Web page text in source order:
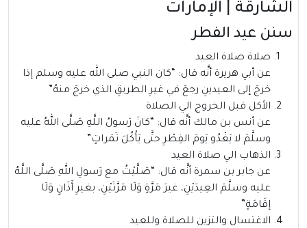
الشارقة | الإمارات
سنن عيد الفطر
صلاة صلاة العيد
عن أبي هريرة أنَّه قال: “كان النبي صلى الله عليه وسلم إذا
خرجَ إلى العيدينِ رجعَ في غيرِ الطريقِ الذي خرجَ منهُ”
الأكل قبل الخروج الي الصلاة
عن أنس بن مالك أنَّه قال: “كانَ رَسولُ اللَّهِ صَلَّى اللهُ عليه
وسلَّمَ لا يَغْدُو يَومَ الفِطْرِ حتَّى يَأْكُلَ تَمَراتٍ”
الذهاب الي صلاة العيد
عن جابر بن سمرة أنَّه قال: “صَلَّيْتُ مع رَسولِ اللهِ صَلَّى اللَّهُ
عليه وسلَّمَ العِيدَيْنِ، غيرَ مَرَّةٍ وَلَا مَرَّتَيْنِ، بغيرِ أَذَانٍ وَلَا
إقَامَةٍ”
الاغتسال والتزين للصلاة وللعيد